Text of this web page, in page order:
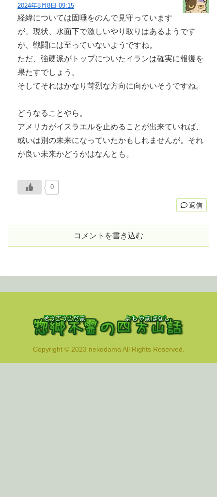
2024年8月8日 09:15
経緯については固唾をのんで見守っています
が、現状、水面下で激しいやり取りはあるようです
が、戦闘には至っていないようですね。
ただ、強硬派がトップについたイランは確実に報復を
果たすでしょう。
そしてそれはかなり苛烈な方向に向かいそうですね。
どうなることやら。
アメリカがイスラエルを止めることが出来ていれば、
或いは別の未来になっていたかもしれませんが。それ
が良い未来かどうかはなんとも。
0
返信
コメントを書き込む
Copyright © 2023 nekodama All Rights Reserved.